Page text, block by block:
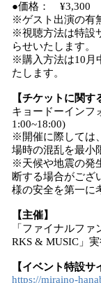
●価格： ¥3,300
※ゲスト出演の有
※視聴方法は特設
らせいたします。
※購入方法は10月
たします。
【チケットに関す
キョードーイン
1:00~18:00)
※開催に際しては
場時の混乱を最小
※天候や地震の発
断する場合がござ
様の安全を第一に
【主催】
「ファイナルフ
RKS & MUSIC」
【イベント特設サ
https://miraino-